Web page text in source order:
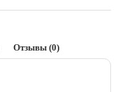
Отзывы (0)